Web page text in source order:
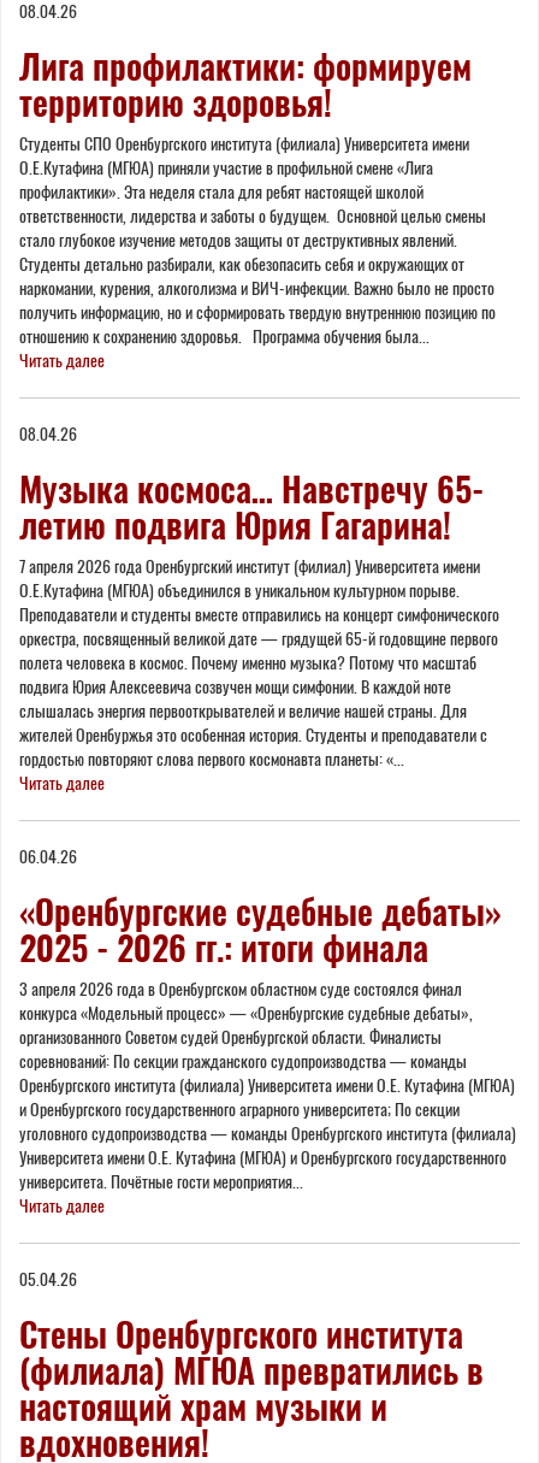
08.04.26
Лига профилактики: формируем
территорию здоровья!
Студенты СПО Оренбургского института (филиала) Университета имени
О.Е.Кутафина (МГЮА) приняли участие в профильной смене «Лига
профилактики». Эта неделя стала для ребят настоящей школой
ответственности, лидерства и заботы о будущем. Основной целью смены
стало глубокое изучение методов защиты от деструктивных явлений.
Студенты детально разбирали, как обезопасить себя и окружающих от
наркомании, курения, алкоголизма и ВИЧ-инфекции. Важно было не просто
получить информацию, но и сформировать твердую внутреннюю позицию по
отношению к сохранению здоровья. Программа обучения была...
Читать далее
08.04.26
Музыка космоса… Навстречу 65-
летию подвига Юрия Гагарина!
7 апреля 2026 года Оренбургский институт (филиал) Университета имени
О.Е.Кутафина (МГЮА) объединился в уникальном культурном порыве.
Преподаватели и студенты вместе отправились на концерт симфонического
оркестра, посвященный великой дате — грядущей 65-й годовщине первого
полета человека в космос. Почему именно музыка? Потому что масштаб
подвига Юрия Алексеевича созвучен мощи симфонии. В каждой ноте
слышалась энергия первооткрывателей и величие нашей страны. Для
жителей Оренбуржья это особенная история. Студенты и преподаватели с
гордостью повторяют слова первого космонавта планеты: «...
Читать далее
06.04.26
«Оренбургские судебные дебаты»
2025 - 2026 гг.: итоги финала
3 апреля 2026 года в Оренбургском областном суде состоялся финал
конкурса «Модельный процесс» — «Оренбургские судебные дебаты»,
организованного Советом судей Оренбургской области. Финалисты
соревнований: По секции гражданского судопроизводства — команды
Оренбургского института (филиала) Университета имени О.Е. Кутафина (МГЮА)
и Оренбургского государственного аграрного университета; По секции
уголовного судопроизводства — команды Оренбургского института (филиала)
Университета имени О.Е. Кутафина (МГЮА) и Оренбургского государственного
университета. Почётные гости мероприятия...
Читать далее
05.04.26
Стены Оренбургского института
(филиала) МГЮА превратились в
настоящий храм музыки и
вдохновения!